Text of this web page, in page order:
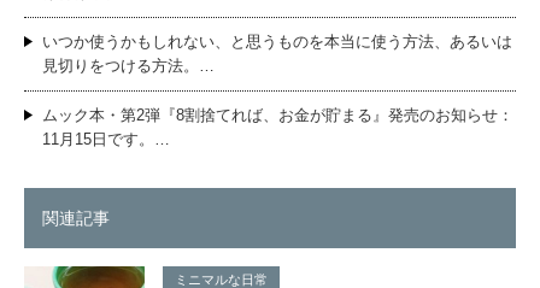
いつか使うかもしれない、と思うものを本当に使う方法、あるいは
見切りをつける方法。…
ムック本・第2弾『8割捨てれば、お金が貯まる』発売のお知らせ：
11月15日です。…
関連記事
ミニマルな日常